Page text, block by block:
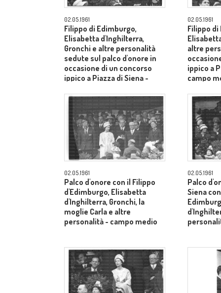
02.05.1961
Filippo di Edimburgo,
Elisabetta d'Inghilterra,
Gronchi e altre personalità
sedute sul palco d'onore in
occasione di un concorso
ippico a Piazza di Siena -
02.05.1961
Filippo di
altre
ippico a
campo
02.05.1961
Palco d'onore con il Filippo
d'Edimburgo, Elisabetta
d'Inghilterra, Gronchi, la
moglie Carla e altre
personalità - campo medio
02.05.1961
Palco
Siena